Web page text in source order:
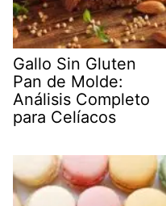
Gallo Sin Gluten
Pan de Molde:
Análisis Completo
para Celíacos